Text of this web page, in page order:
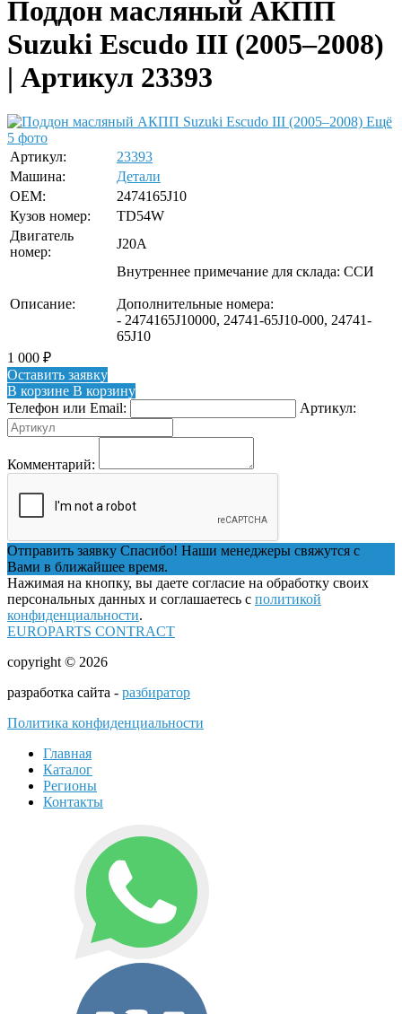
Поддон масляный АКПП
Suzuki Escudo III (2005–2008)
| Артикул 23393
Ещё
5 фото
Артикул:
23393
Машина:
Детали
OEM:
2474165J10
Кузов номер:
TD54W
Двигатель
номер:
J20A
Описание:
Внутреннее примечание для склада: ССИ
Дополнительные номера:
- 2474165J10000, 24741-65J10-000, 24741-
65J10
1 000 ₽
Оставить заявку
В корзине В корзину
Телефон или Email:
Артикул:
Комментарий:
Отправить заявку Спасибо! Наши менеджеры свяжутся с
Вами в ближайшее время.
Нажимая на кнопку, вы даете согласие на обработку своих
персональных данных и соглашаетесь с политикой
конфиденциальности.
EUROPARTS CONTRACT
copyright © 2026
разработка сайта - разбиратор
Политика конфиденциальности
Главная
Каталог
Регионы
Контакты